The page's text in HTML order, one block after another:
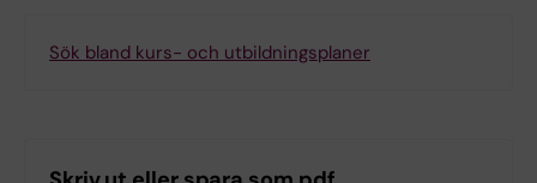
Sök bland kurs- och utbildningsplaner